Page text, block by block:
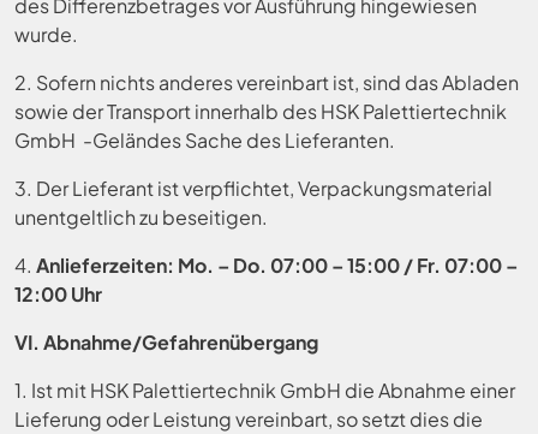
des Differenzbetrages vor Ausführung hingewiesen
wurde.
2. Sofern nichts anderes vereinbart ist, sind das Abladen
sowie der Transport innerhalb des HSK Palettiertechnik
GmbH -Geländes Sache des Lieferanten.
3. Der Lieferant ist verpflichtet, Verpackungsmaterial
unentgeltlich zu beseitigen.
4. Anlieferzeiten: Mo. – Do. 07:00 – 15:00 / Fr. 07:00 –
12:00 Uhr
VI. Abnahme/Gefahrenübergang
1. Ist mit HSK Palettiertechnik GmbH die Abnahme einer
Lieferung oder Leistung vereinbart, so setzt dies die